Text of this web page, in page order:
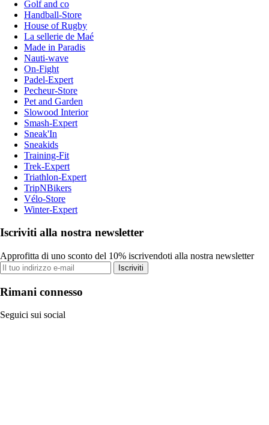
Golf and co
Handball-Store
House of Rugby
La sellerie de Maé
Made in Paradis
Nauti-wave
On-Fight
Padel-Expert
Pecheur-Store
Pet and Garden
Slowood Interior
Smash-Expert
Sneak'In
Sneakids
Training-Fit
Trek-Expert
Triathlon-Expert
TripNBikers
Vélo-Store
Winter-Expert
Iscriviti alla nostra newsletter
Approfitta di uno sconto del 10% iscrivendoti alla nostra newsletter
Iscriviti
Rimani connesso
Seguici sui social